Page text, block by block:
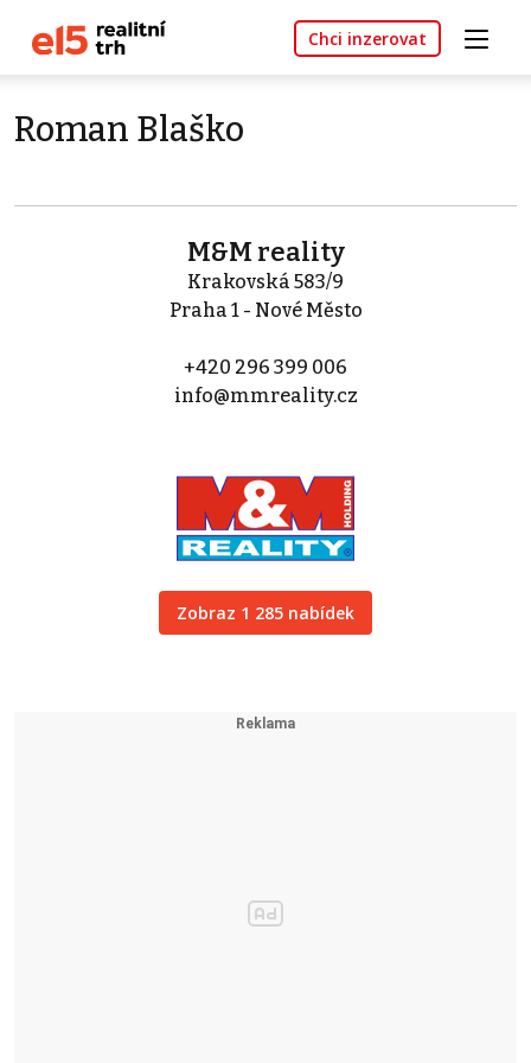
Chci inzerovat
Roman Blaško
M&M reality
Krakovská 583/9
Praha 1 - Nové Město
+420 296 399 006
info@mmreality.cz
Zobraz 1 285 nabídek